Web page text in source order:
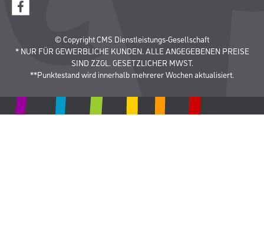
© Copyright CMS Dienstleistungs-Gesellschaft
* NUR FÜR GEWERBLICHE KUNDEN. ALLE ANGEGEBENEN PREISE
SIND ZZGL. GESETZLICHER MWST.
**Punktestand wird innerhalb mehrerer Wochen aktualisiert.